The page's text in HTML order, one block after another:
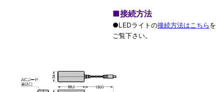
■接続方法
●LEDライトの接続方法はこちらを
ご覧下さい。